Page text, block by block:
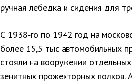
ручная лебедка и сидения для
С 1938‑го по 1942 год на
более 15,5 тыс автомобильных
стояли на вооружении
зенитных прожекторных полков.